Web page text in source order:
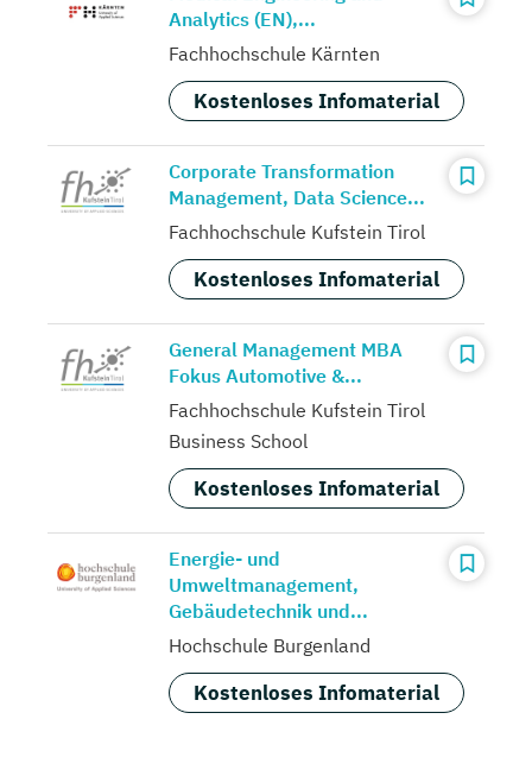
Analytics (EN),...
Fachhochschule Kärnten
Kostenloses Infomaterial
Corporate Transformation
Management, Data Science...
Fachhochschule Kufstein Tirol
Kostenloses Infomaterial
General Management MBA
Fokus Automotive &...
Fachhochschule Kufstein Tirol
Business School
Kostenloses Infomaterial
Energie- und
Umweltmanagement,
Gebäudetechnik und...
Hochschule Burgenland
Kostenloses Infomaterial